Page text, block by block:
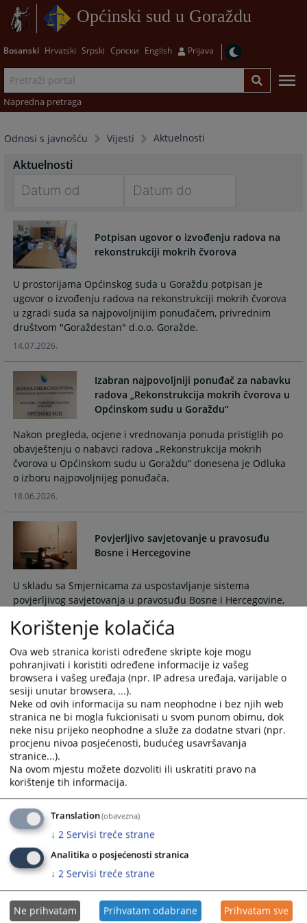
Općinski sud u Goraždu
Bosanski Hrvatski Srpski Српски English Prijava
Napredna pretraga
Odnosi s javnošću Vijesti Aktuelnosti
Aktuelnosti
forward
to
interact
the
calendar
and
select
a
date.
Press
the
question
key
to
get
the
keyboard
shortcuts
changing
dates.
to
interact
the
calendar
and
select
date.
Press
the
question
key
to
get
the
shortcuts
changing
dates.
Potpisan ugovor o izvođenju radova na
rekonstrukciji mokrih čvorova
U prostorijama Općinskog suda u Goraždu potpisan je
ugovor o izvođenju radova na rekonstrukciji mokrih čvorova
u zgradi suda sa najpovoljnijim ponuđačem, privrednim
društvom "Goraždestan" d.o.o. Goražde.
14.07.2026.
Izabran najpovoljniji ponuđač za nabavku
radova „Rekonstrukcija mokrih čvorova u
Općinskom sudu u Goraždu“
Nakon pregleda, ocjene i vrednovanja ponuda pristiglih po
obavještenju o nabavci radova „Rekonstrukcija mokrih
čvorova u Općinskom sudu u Goraždu“ donesena je Odluka
o izboru najpovoljnijeg ponuđača.
18.06.2026.
Povjerljivo savjetovanje u pravosuđu
Bosne i Hercegovine
U skladu sa Smjernicama za uspostavljanje sistema
povjerljivog savjetovanja u pravosuđu Bosne i Hercegovine,
nosiocima pravosudnih funkcija u pitanjima etike i
10.06.2026.
Dvije pravosnažne presude za nasilje u
porodici. Kantonalni sud u Goraždu
potvrdio kaznu zatvora u trajanju od 1
godine i 5 mjeseci.
Kantonalni sud u Goraždu potvrdio je prvostepenu presudu
Općinskog suda u Goraždu kojom je izrečena kazna zatvora
u trajanju od 1 (jedne) godine i 5 (pet) mjeseci protiv
osuđenog M. H. za krivično djelo Nasilje u porodici.
05.05.2026.
Sedmica sudske nagodbe od 10. do 22.
maja 2026. godine
Na inicijativu Visokog sudskog i tužilačkog vijeća BiH u svim
Korištenje kolačića
Ova web stranica koristi određene skripte koje mogu
pohranjivati i koristiti određene informacije iz vašeg
browsera i vašeg uređaja (npr. IP adresa uređaja, varijable o
sesiji unutar browsera, ...).
Neke od ovih informacija su nam neophodne i bez njih web
stranica ne bi mogla fukcionisati u svom punom obimu, dok
neke nisu prijeko neophodne a služe za dodatne stvari (npr.
procjenu nivoa posjećenosti, budućeg usavršavanja
stranice...).
Na ovom mjestu možete dozvoliti ili uskratiti pravo na
korištenje tih informacija.
Translation(obavezna)
↓ 2 Servisi treće strane
Analitika o posjećenosti stranica
↓ 2 Servisi treće strane
Ne prihvatam Prihvatam odabrane Prihvatam sve